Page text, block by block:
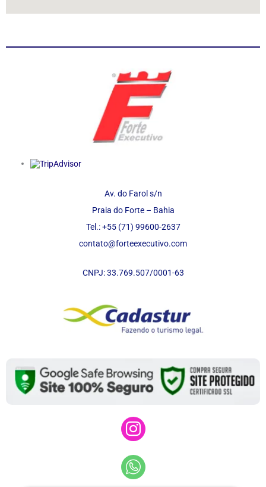
Av. do Farol s/n
Praia do Forte – Bahia
Tel.: +55 (71) 99600-2637
contato@forteexecutivo.com
CNPJ: 33.769.507/0001-63